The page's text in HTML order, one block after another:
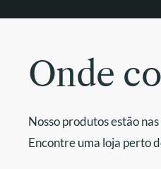
Onde
Nosso produtos estão
Encontre uma loja perto